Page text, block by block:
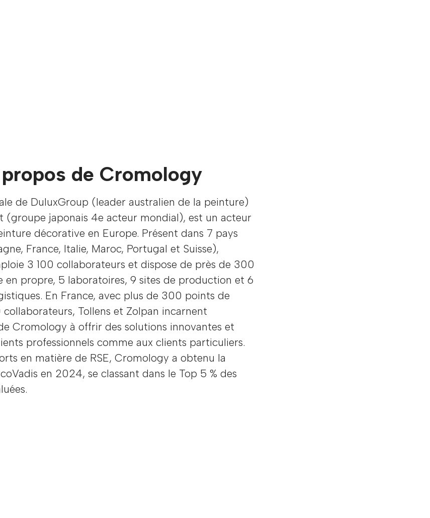
de Cromology
de DuluxGroup (leader australien de la peinture)
(groupe japonais 4e acteur mondial), est un acteur
décorative en Europe. Présent dans 7 pays
France, Italie, Maroc, Portugal et Suisse),
3 100 collaborateurs et dispose de près de 300
en propre, 5 laboratoires, 9 sites de production et 6
En France, avec plus de 300 points de
Tollens et Zolpan incarnent
Cromology à offrir des solutions innovantes et
professionnels comme aux clients particuliers.
en matière de RSE, Cromology a obtenu la
en 2024, se classant dans le Top 5 % des